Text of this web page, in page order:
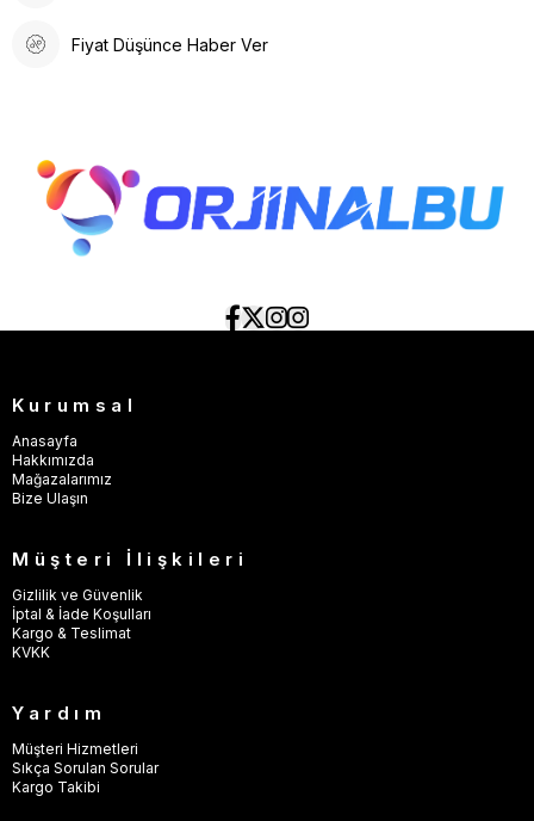
Fiyat Düşünce Haber Ver
Kurumsal
Anasayfa
Hakkımızda
Mağazalarımız
Bize Ulaşın
Müşteri İlişkileri
Gizlilik ve Güvenlik
İptal & İade Koşulları
Kargo & Teslimat
KVKK
Yardım
Müşteri Hizmetleri
Sıkça Sorulan Sorular
Kargo Takibi